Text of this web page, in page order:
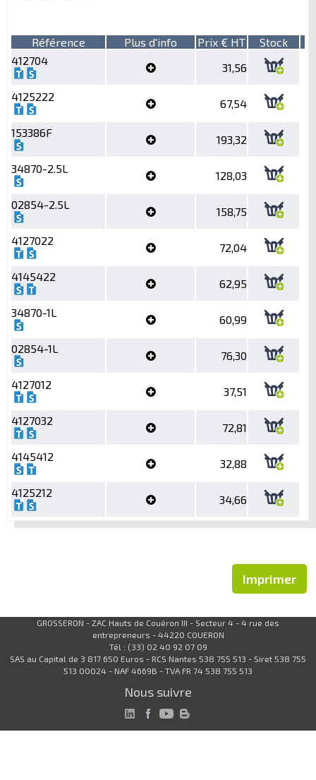
Référence Plus d'info Prix € HT
Stock
412704
31,56
4125222
67,54
153386F
193,32
34870-2.5L
128,03
02854-2.5L
158,75
4127022
72,04
4145422
62,95
34870-1L
60,99
02854-1L
76,30
4127012
37,51
4127032
72,81
4145412
32,88
4125212
34,66
Imprimer
GROSSERON - ZAC Hauts de Couëron III - Secteur 4 - 4 rue des
entrepreneurs - 44220 COUERON
Tél : (33) 02 40 92 07 09
SAS au Capital de 3 817 650 Euros - RCS Nantes 538 755 513 - Siret 538 755
513 00024 - NAF 4669B - TVA FR 74 538 755 513
Nous suivre